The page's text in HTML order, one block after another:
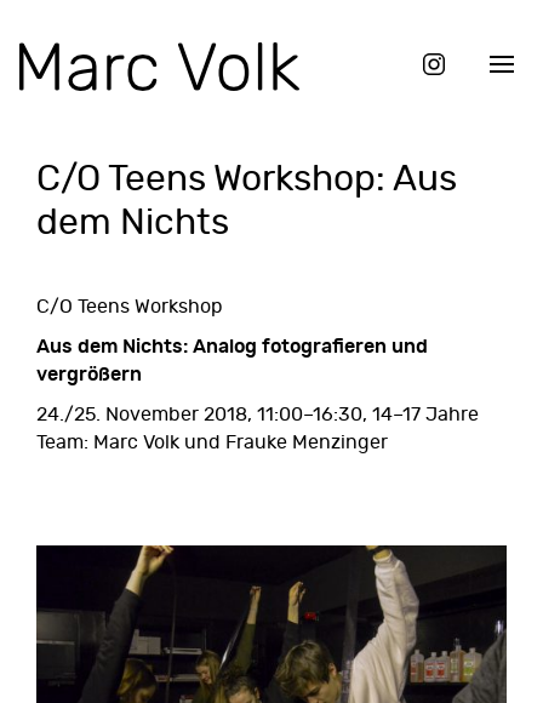
C/O Teens Workshop: Aus
dem Nichts
C/O Teens Workshop
Aus dem Nichts: Analog fotografieren und
vergrößern
24./25. November 2018, 11:00–16:30, 14–17 Jahre
Team: Marc Volk und Frauke Menzinger